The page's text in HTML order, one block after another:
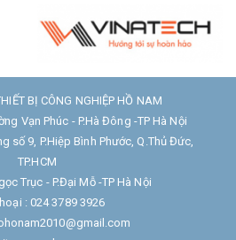
BỊ CÔNG NGHIỆP HỒ NAM
Vạn Phúc - P.Hà Đông -TP Hà Nội
số 9, P.Hiệp Bình Phước, Q.Thủ Đức,
TP.HCM
Trục - P.Đại Mỗ -TP Hà Nội
: 024 3789 3926